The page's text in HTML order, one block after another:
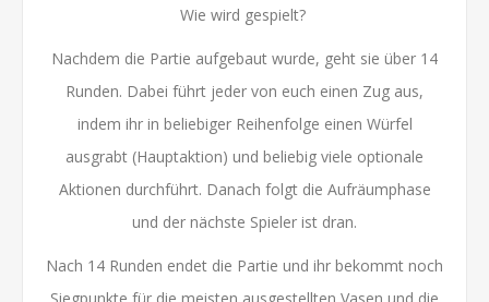
Wie wird gespielt?
Nachdem die Partie aufgebaut wurde, geht sie über 14
Runden. Dabei führt jeder von euch einen Zug aus,
indem ihr in beliebiger Reihenfolge einen Würfel
ausgrabt (Hauptaktion) und beliebig viele optionale
Aktionen durchführt. Danach folgt die Aufräumphase
und der nächste Spieler ist dran.
‍Nach 14 Runden endet die Partie und ihr bekommt noch